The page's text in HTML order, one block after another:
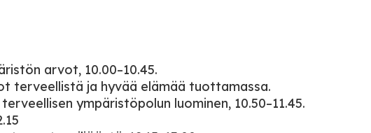
arvot, 10.00–10.45.
terveellistä ja hyvää elämää tuottamassa.
ympäristöpolun luominen, 10.50–11.45.